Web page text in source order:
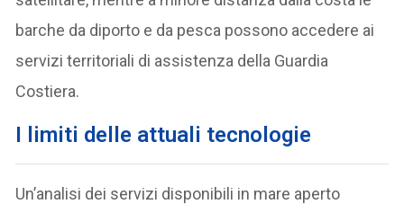
barche da diporto e da pesca possono accedere ai
servizi territoriali di assistenza della Guardia
Costiera.
I limiti delle attuali tecnologie
Un’analisi dei servizi disponibili in mare aperto